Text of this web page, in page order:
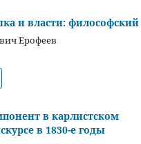
и власти: философский
Ерофеев
в карлистском
в 1830-е годы